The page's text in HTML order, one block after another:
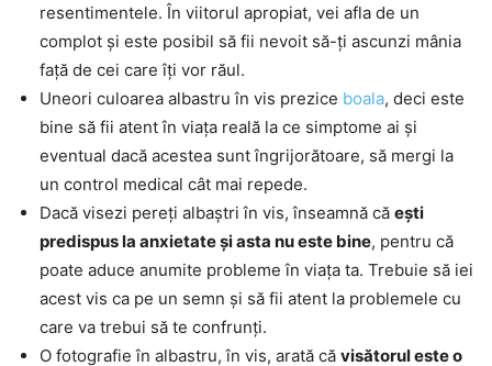
resentimentele. În viitorul apropiat, vei afla de un
complot și este posibil să fii nevoit să-ți ascunzi mânia
față de cei care îți vor răul.
Uneori culoarea albastru în vis prezice boala, deci este
bine să fii atent în viața reală la ce simptome ai și
eventual dacă acestea sunt îngrijorătoare, să mergi la
un control medical cât mai repede.
Dacă visezi pereți albaștri în vis, înseamnă că ești
predispus la anxietate și asta nu este bine, pentru că
poate aduce anumite probleme în viața ta. Trebuie să iei
acest vis ca pe un semn și să fii atent la problemele cu
care va trebui să te confrunți.
O fotografie în albastru, în vis, arată că visătorul este o